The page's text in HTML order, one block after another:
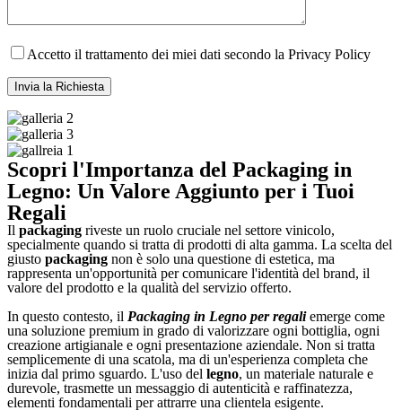
Accetto il trattamento dei miei dati secondo la Privacy Policy
Scopri l'Importanza del Packaging in
Legno: Un Valore Aggiunto per i Tuoi
Regali
Il packaging riveste un ruolo cruciale nel settore vinicolo,
specialmente quando si tratta di prodotti di alta gamma. La scelta del
giusto packaging non è solo una questione di estetica, ma
rappresenta un'opportunità per comunicare l'identità del brand, il
valore del prodotto e la qualità del servizio offerto.
In questo contesto, il Packaging in Legno per regaliemerge come
una soluzione premium in grado di valorizzare ogni bottiglia, ogni
creazione artigianale e ogni presentazione aziendale. Non si tratta
semplicemente di una scatola, ma di un'esperienza completa che
inizia dal primo sguardo. L'uso del legno, un materiale naturale e
durevole, trasmette un messaggio di autenticità e raffinatezza,
elementi fondamentali per attrarre una clientela esigente.